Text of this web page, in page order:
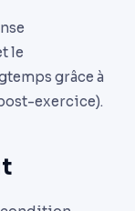
le
grâce à
exercice).